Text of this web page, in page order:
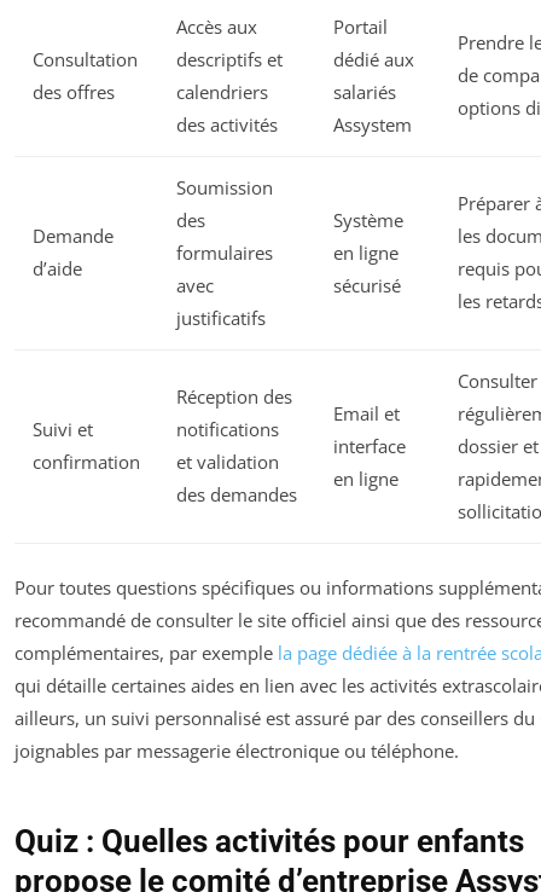
Consultation
des offres
Accès aux
descriptifs et
calendriers
des activités
Portail
dédié aux
salariés
Assystem
Prendre
de
options
Demande
d’aide
Soumission
des
formulaires
avec
justificatifs
Système
en ligne
sécurisé
Préparer
les
requis
les
Suivi et
confirmation
Réception des
notifications
et validation
des demandes
Email et
interface
en ligne
Consulter
dossier
Pour toutes questions spécifiques ou informations
recommandé de consulter le site officiel ainsi que des
complémentaires, par exemple la page dédiée à la rentrée
qui détaille certaines aides en lien avec les activités
ailleurs, un suivi personnalisé est assuré par des conseillers du
joignables par messagerie électronique ou téléphone.
Quiz : Quelles activités pour enfants
propose le comité d’entreprise